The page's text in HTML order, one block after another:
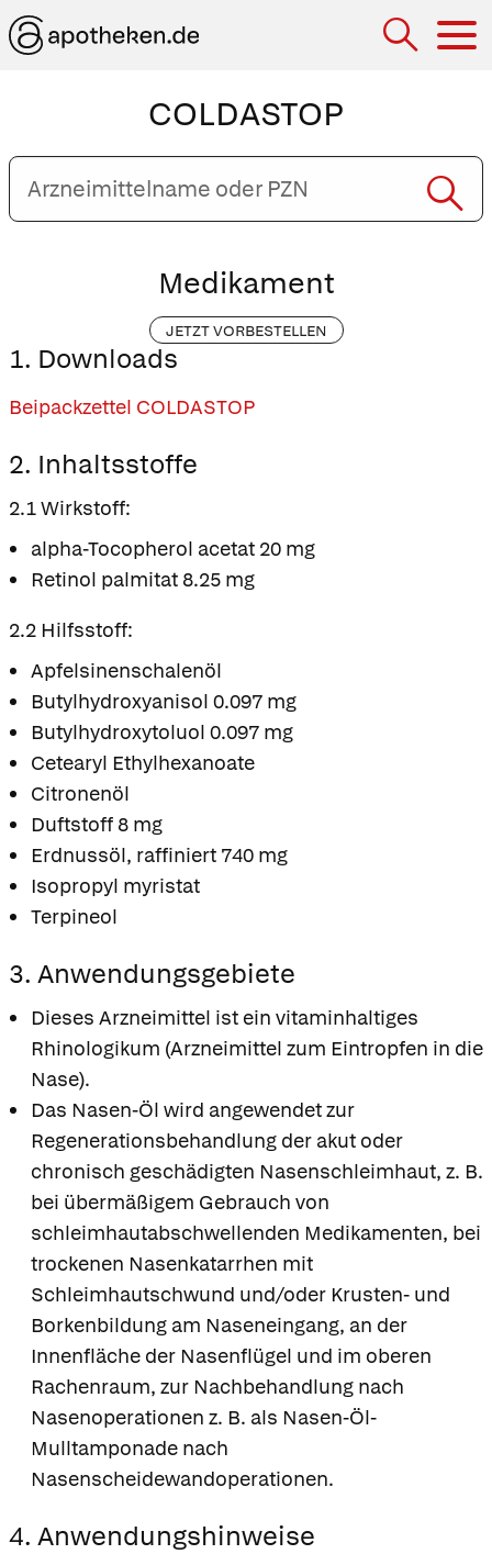
COLDASTOP
Arzneimittelname
oder
PZN
Medikament
JETZT VORBESTELLEN
1. Downloads
Beipackzettel COLDASTOP
2. Inhaltsstoffe
2.1 Wirkstoff:
alpha-Tocopherol acetat 20 mg
Retinol palmitat 8.25 mg
2.2 Hilfsstoff:
Apfelsinenschalenöl
Butylhydroxyanisol 0.097 mg
Butylhydroxytoluol 0.097 mg
Cetearyl Ethylhexanoate
Citronenöl
Duftstoff 8 mg
Erdnussöl, raffiniert 740 mg
Isopropyl myristat
Terpineol
3. Anwendungsgebiete
Dieses Arzneimittel ist ein vitaminhaltiges
Rhinologikum (Arzneimittel zum Eintropfen in die
Nase).
Das Nasen-Öl wird angewendet zur
Regenerationsbehandlung der akut oder
chronisch geschädigten Nasenschleimhaut, z. B.
bei übermäßigem Gebrauch von
schleimhautabschwellenden Medikamenten, bei
trockenen Nasenkatarrhen mit
Schleimhautschwund und/oder Krusten- und
Borkenbildung am Naseneingang, an der
Innenfläche der Nasenflügel und im oberen
Rachenraum, zur Nachbehandlung nach
Nasenoperationen z. B. als Nasen-Öl-
Mulltamponade nach
Nasenscheidewandoperationen.
4. Anwendungshinweise